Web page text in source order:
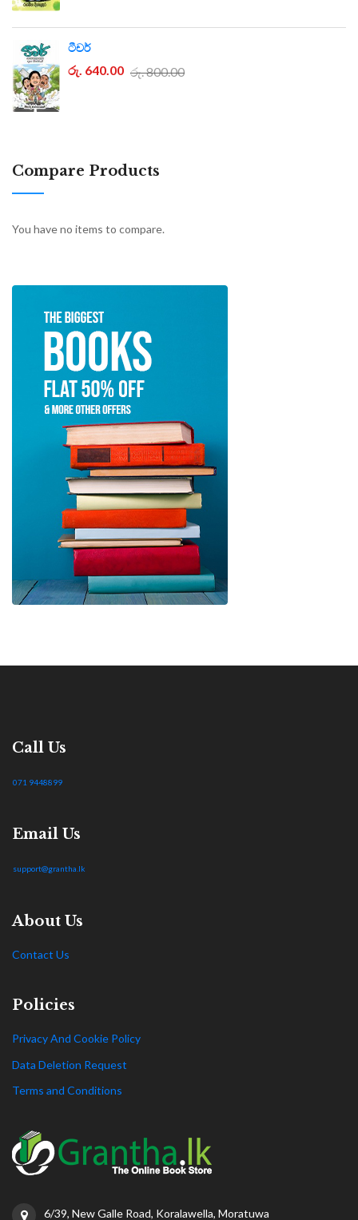
ටීචර්
රු. 640.00 රු. 800.00
Compare Products
You have no items to compare.
Call Us
071 9448899
Email Us
support@grantha.lk
About Us
Contact Us
Policies
Privacy And Cookie Policy
Data Deletion Request
Terms and Conditions
6/39, New Galle Road, Koralawella, Moratuwa